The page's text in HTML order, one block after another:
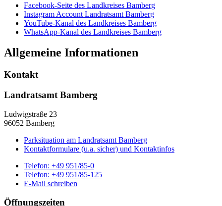
Facebook-Seite des Landkreises Bamberg
Instagram Account Landratsamt Bamberg
YouTube-Kanal des Landkreises Bamberg
WhatsApp-Kanal des Landkreises Bamberg
Allgemeine Informationen
Kontakt
Landratsamt Bamberg
Ludwigstraße 23
96052 Bamberg
Parksituation am Landratsamt Bamberg
Kontaktformulare (u.a. sicher) und Kontaktinfos
Telefon: +49 951/85-0
Telefon: +49 951/85-125
E-Mail schreiben
Öffnungszeiten